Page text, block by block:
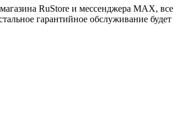
RuStore и мессенджера MAX, все
гарантийное обслуживание будет